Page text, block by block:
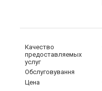
Качество
предоставляемых
услуг
Обслуговування
Цена